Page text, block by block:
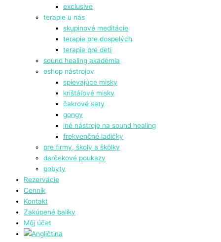
exclusive
terapie u nás
skupinové meditácie
terapie pre dospelých
terapie pre deti
sound healing akadémia
eshop nástrojov
spievajúce misky
krištáľové misky
čakrové sety
gongy
⁠iné nástroje na sound healing
frekvenčné ladičky
pre firmy, školy a škôlky
darčekové poukazy
pobyty
Rezervácie
Cenník
Kontakt
Zakúpené balíky
Môj účet